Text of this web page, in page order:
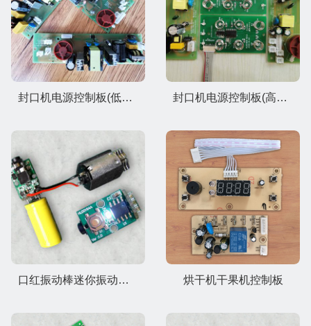
封口机电源控制板(低压发热方案) 封口机电源控制板(高压发热方案)
口红振动棒迷你振动棒控制板 烘干机干果机控制板